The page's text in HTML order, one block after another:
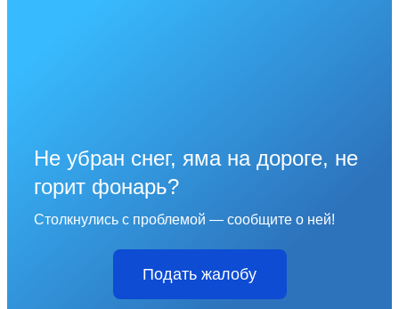
Не убран снег, яма на дороге, не
горит фонарь?
Столкнулись с проблемой — сообщите о ней!
Подать жалобу